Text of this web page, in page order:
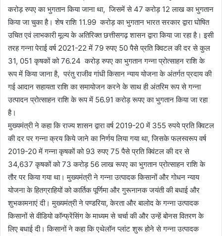
करोड़ रुपए का भुगतान किया जाना था, जिसमें से 47 करोड़ 12 लाख का भुगतान
किया जा चुका है। शेष राशि 11.99 करोड़ का भुगतान भारत सरकार द्वारा घोषित
उचित एवं लाभकारी मूल्य के अतिरिक्त छत्तीसगढ़ शासन द्वारा किया जा रहा है। इसी
तरह गन्ना पेराई वर्ष 2021-22 में 79 रुपए 50 पैसे प्रति क्विटल की दर से कुल
31, 051 कृषकों को 76.24 करोड़ रुपए का भुगतान गन्ना प्रोत्साहन राशि के
रूप में किया जाना है, परंतु राजीव गांधी किसान न्याय योजना के अंतर्गत प्रदाय की
गई आदान सहायता राशि का समायोजन करने के साथ ही अंतरिम रूप से गन्ना
उत्पादन प्रोत्साहन राशि के रूप में 56.91 करोड़ रूपए का भुगतान किया जा रहा
है।
मुख्यमंत्री ने कहा कि राज्य शासन द्वारा वर्ष 2019-20 में 355 रुपये प्रति क्विटल
की दर पर गन्ना क्रय किये जाने का निर्णय लिया गया था, जिसके फलस्वरूप वर्ष
2019-20 में गन्ना कृषकों को 93 रुपए 75 पैसे प्रति क्विंटल की दर से
34,637 कृषकों को 73 करोड़ 56 लाख रूपए का भुगतान प्रोत्साहन राशि के
तौर पर किया गया था। मुख्यमंत्री ने गन्ना उत्पादक किसानों और गोधन न्याय
योजना के हितग्राहियों को कार्तिक पूर्णिमा और गुरूनानक जयंती की बधाई और
शुभकामनाएं दी। मुख्यमंत्री ने पण्डरिया, केरता और बालोद के गन्ना उत्पादक
किसानों से वीडियो कॉन्फ्रेंसिंग के माध्यम से चर्चा की और उन्हें बोनस वितरण के
लिए बधाई दी। किसानों ने कहा कि एथेलॉन प्लांट शुरू होने से गन्ना उत्पादक